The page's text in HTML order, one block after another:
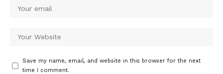
Save my name, email, and website in this browser for the next
time I comment.